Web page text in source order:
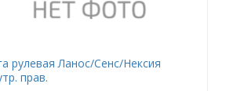
рулевая Ланос/Сенс/Нексия
прав.